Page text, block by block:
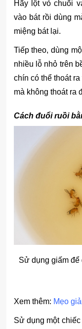
Hãy lột vỏ chuối
vào bát rồi dùng
miệng bát lại.
Tiếp theo, dùng
nhiều lỗ nhỏ trên
chín có thể thoát
mà không thoát ra
Cách đuổi ruồi
Sử dụng giấm
Xem thêm: Mẹo
Sử dụng một